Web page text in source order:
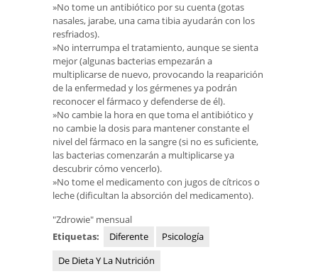
»No tome un antibiótico por su cuenta (gotas
nasales, jarabe, una cama tibia ayudarán con los
resfriados).
»No interrumpa el tratamiento, aunque se sienta
mejor (algunas bacterias empezarán a
multiplicarse de nuevo, provocando la reaparición
de la enfermedad y los gérmenes ya podrán
reconocer el fármaco y defenderse de él).
»No cambie la hora en que toma el antibiótico y
no cambie la dosis para mantener constante el
nivel del fármaco en la sangre (si no es suficiente,
las bacterias comenzarán a multiplicarse ya
descubrir cómo vencerlo).
»No tome el medicamento con jugos de cítricos o
leche (dificultan la absorción del medicamento).
"Zdrowie" mensual
Etiquetas:
Diferente
Psicología
De Dieta Y La Nutrición